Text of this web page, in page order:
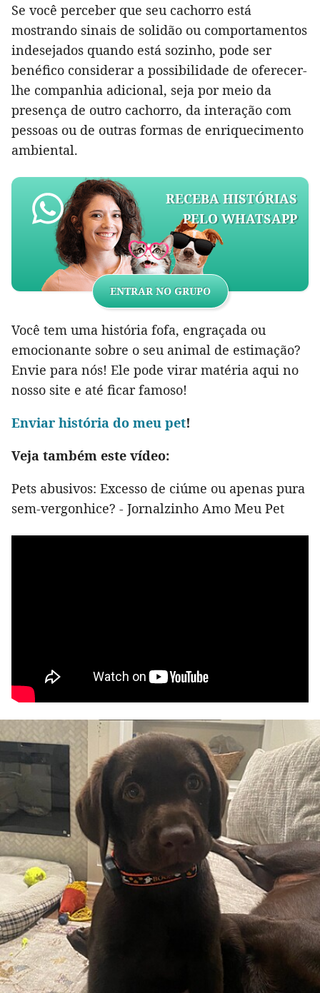
Se você perceber que seu cachorro está
mostrando sinais de solidão ou comportamentos
indesejados quando está sozinho, pode ser
benéfico considerar a possibilidade de oferecer-
lhe companhia adicional, seja por meio da
presença de outro cachorro, da interação com
pessoas ou de outras formas de enriquecimento
ambiental.
RECEBA HISTÓRIAS
PELO WHATSAPP
ENTRAR NO GRUPO
Você tem uma história fofa, engraçada ou
emocionante sobre o seu animal de estimação?
Envie para nós! Ele pode virar matéria aqui no
nosso site e até ficar famoso!
Enviar história do meu pet!
Veja também este vídeo:
Pets abusivos: Excesso de ciúme ou apenas pura
sem-vergonhice? - Jornalzinho Amo Meu Pet